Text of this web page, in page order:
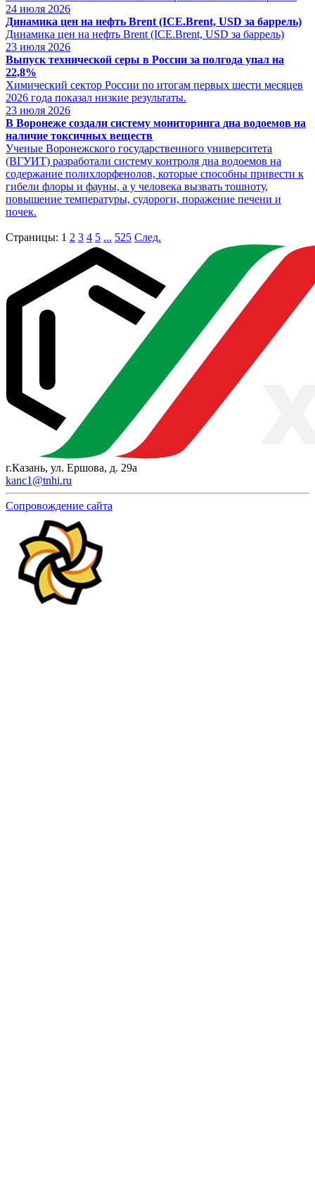
24 июля 2026
Динамика цен на нефть Brent (ICE.Brent, USD за баррель)
Динамика цен на нефть Brent (ICE.Brent, USD за баррель)
23 июля 2026
Выпуск технической серы в России за полгода упал на
22,8%
Химический сектор России по итогам первых шести месяцев
2026 года показал низкие результаты.
23 июля 2026
В Воронеже создали систему мониторинга дна водоемов на
наличие токсичных веществ
Ученые Воронежского государственного университета
(ВГУИТ) разработали систему контроля дна водоемов на
содержание полихлорфенолов, которые способны привести к
гибели флоры и фауны, а у человека вызвать тошноту,
повышение температуры, судороги, поражение печени и
почек.
Страницы: 1 2 3 4 5 ... 525 След.
г.Казань, ул. Ершова, д. 29а
kanc1@tnhi.ru
Сопровождение сайта